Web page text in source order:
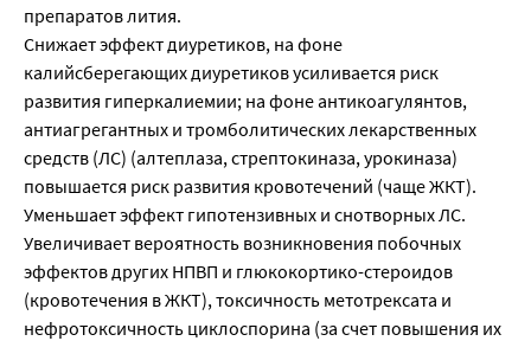
препаратов лития.
Снижает эффект диуретиков, на фоне
калийсберегающих диуретиков усиливается риск
развития гиперкалиемии; на фоне антикоагулянтов,
антиагрегантных и тромболитических лекарственных
средств (ЛС) (алтеплаза, стрептокиназа, урокиназа)
повышается риск развития кровотечений (чаще ЖКТ).
Уменьшает эффект гипотензивных и снотворных ЛС.
Увеличивает вероятность возникновения побочных
эффектов других НПВП и глюкокортико-стероидов
(кровотечения в ЖКТ), токсичность метотрексата и
нефротоксичность циклоспорина (за счет повышения их